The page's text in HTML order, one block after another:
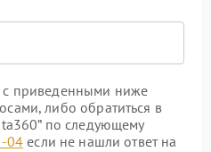
с приведенными ниже
либо обратиться в
по следующему
04 если не нашли ответ на